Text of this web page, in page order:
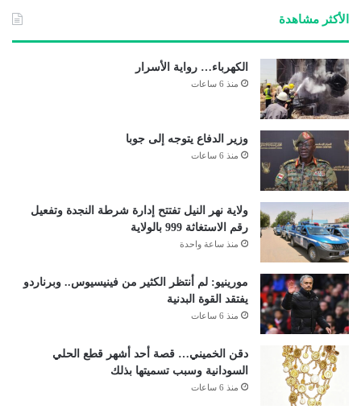
الأكثر مشاهدة
الكهرباء… رواية الأسرار
منذ 6 ساعات
وزير الدفاع يتوجه إلى جوبا
منذ 6 ساعات
ولاية نهر النيل تفتتح إدارة شرطة النجدة وتفعيل
رقم الاستغاثة 999 بالولاية
منذ ساعة واحدة
مورينيو: لم أنتظر الكثير من فينيسيوس.. وبرناردو
يفتقد القوة البدنية
منذ 6 ساعات
دقن الخميني… قصة أحد أشهر قطع الحلي
السودانية وسبب تسميتها بذلك
منذ 6 ساعات